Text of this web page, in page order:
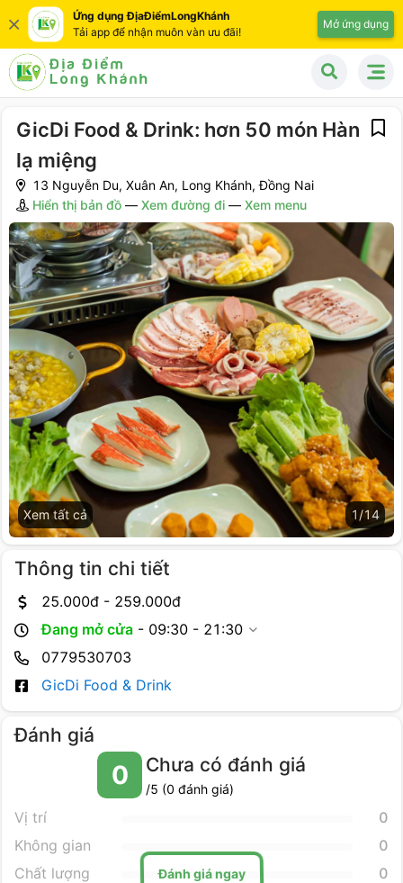
Ứng dụng ĐịaĐiểmLongKhánh
Tải app để nhận muôn vàn ưu đãi!
Mở ứng dụng
GicDi Food & Drink: hơn 50 món Hàn
lạ miệng
13 Nguyễn Du, Xuân An, Long Khánh, Đồng Nai
Hiển thị bản đồ — Xem đường đi — Xem menu
Xem tất cả 1 /14
Đánh giá
0 Chưa có đánh giá
/5 (0 đánh giá)
Đánh giá ngay
Vị trí
0
Không gian
0
Chất lượng
0
Thông tin chi tiết
25.000đ - 259.000đ
Đang mở cửa - 09:30 - 21:30
0779530703
GicDi Food & Drink